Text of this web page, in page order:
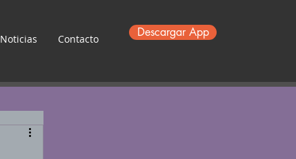
Noticias Contacto Descargar App